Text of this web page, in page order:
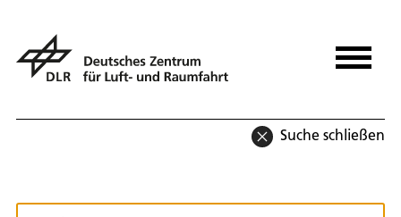
Suche schließen